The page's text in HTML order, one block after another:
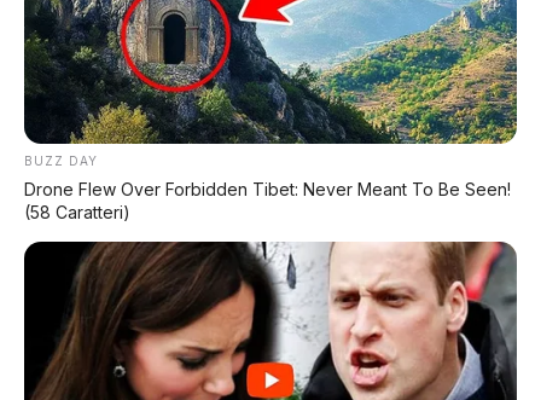
✨ PROMO SPESIAL
Kredit Bunga 1,2%
✅ Cukup modal KTP doang!
ARSIP DATABASE ARTIKEL
BUZZ DAY
Drone Flew Over Forbidden Tibet: Never Meant To Be Seen!
(58 Caratteri)